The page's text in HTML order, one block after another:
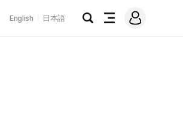
English 日本語
검
전
메
그